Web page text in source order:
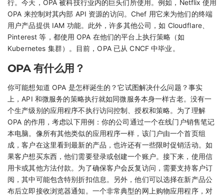
行。今天，OPA 被科技行业内的巨头们所使用。例如，Netflix 使用
OPA 来控制对其内部 API 资源的访问。Chef 用它来为他们的终端
用户产品提供 IAM 功能。此外，许多其他公司，如 Cloudflare、
Pinterest 等，都使用 OPA 在他们的平台上执行策略（如
Kubernetes 集群）。目前，OPA 已从 CNCF 中毕业。
OPA 有什么用？
你可能想知道 OPA 是怎样诞生的？它试图解决什么问题？事实
上，API 和微服务的策略执行就如同微服务本身一样古老。没有一
个生产级别的应用程序不执行访问控制、授权和策略。为了理解
OPA 的作用，考虑以下用例：你的公司通过一个在线门户销售笔记
本电脑。像所有其他类似的应用程序一样，该门户由一个首页组
成，客户在这里看到最新的产品，也许还有一些限时促销活动。如
果客户想买东西，他们需要登录或创建一个账户。接下来，使用信
用卡或其他方法付款。为了确保客户会反复访问，需要支持客户订
阅，其中可能包含特别折扣信息。另外，他们可以选择在新产品公
布后立即接收浏览器通知。一个非常典型的网上购物应用程序，对